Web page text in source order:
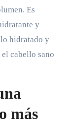
Es
y
hidratado y
cabello sano
más